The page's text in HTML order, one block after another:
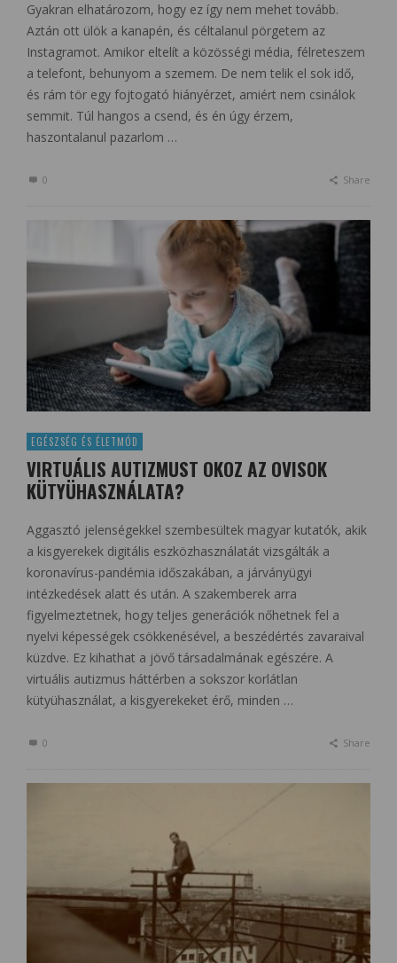
Gyakran elhatározom, hogy ez így nem mehet tovább.
Aztán ott ülök a kanapén, és céltalanul pörgetem az
Instagramot. Amikor eltelít a közösségi média, félreteszem
a telefont, behunyom a szemem. De nem telik el sok idő,
és rám tör egy fojtogató hiányérzet, amiért nem csinálok
semmit. Túl hangos a csend, és én úgy érzem,
haszontalanul pazarlom …
0 Share
EGÉSZSÉG ÉS ÉLETMÓD
VIRTUÁLIS AUTIZMUST OKOZ AZ OVISOK
KÜTYÜHASZNÁLATA?
Aggasztó jelenségekkel szembesültek magyar kutatók, akik
a kisgyerekek digitális eszközhasználatát vizsgálták a
koronavírus-pandémia időszakában, a járványügyi
intézkedések alatt és után. A szakemberek arra
figyelmeztetnek, hogy teljes generációk nőhetnek fel a
nyelvi képességek csökkenésével, a beszédértés zavaraival
küzdve. Ez kihathat a jövő társadalmának egészére. A
virtuális autizmus háttérben a sokszor korlátlan
kütyühasználat, a kisgyerekeket érő, minden …
0 Share